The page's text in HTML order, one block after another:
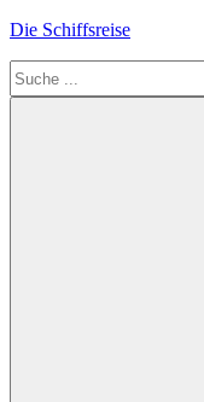
Zum
springen
Die Schiffsreise
Literatur-
Suchen